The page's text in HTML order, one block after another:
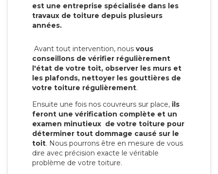
est une entreprise spécialisée dans les
travaux de toiture depuis plusieurs
années.
Avant tout intervention, nous vous
conseillons de vérifier régulièrement
l'état de votre toit, observer les murs et
les plafonds, nettoyer les gouttières de
votre toiture régulièrement.
Ensuite une fois nos couvreurs sur place, ils
feront une vérification complète et un
examen minutieux de votre toiture pour
déterminer tout dommage causé sur le
toit. Nous pourrons être en mesure de vous
dire avec précision exacte le véritable
problème de votre toiture.